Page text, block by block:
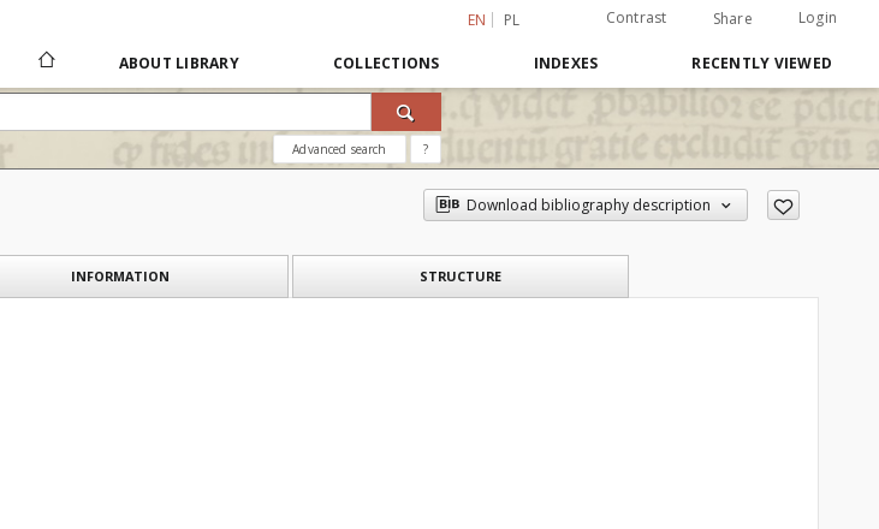
EN PL Contrast Share Login
ABOUT LIBRARY COLLECTIONS INDEXES RECENTLY VIEWED
Advanced search ?
Download bibliography description
INFORMATION STRUCTURE